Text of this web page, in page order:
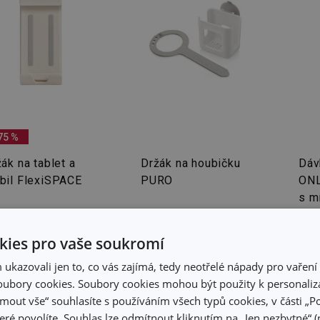
%
na tablet a
FlexiSPACE
Kč
v e-shopu
v 105
Do košíku
Držák na houbičku
PURO
149 Kč
Skladem v e-shopu
Skladem v 119
prodejnách
Do košíku
s
pro vaše soukromí
ukazovali jen to, co vás zajímá, tedy neotřelé nápady pro
cookies. Soubory cookies mohou být použity k
vše“ souhlasíte s používáním všech typů cookies, v části